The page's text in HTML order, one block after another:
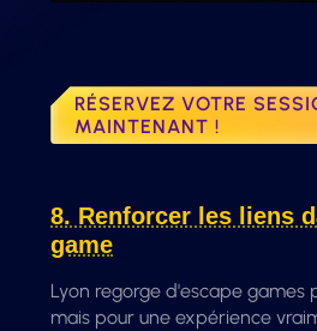
RÉSERVEZ VOTRE
MAINTENANT !
8. Renforcer les liens
game
Lyon regorge d'escape games
mais pour une expérience